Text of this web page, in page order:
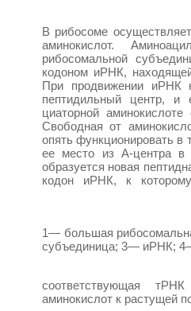
В рибосоме
аминокислот.
рибосомальной
кодоном иРНК,
При продвижении иРНК
пептидиль­ный центр, и
циаторной
Свободная от
опять функционировать в
ее место из А-центра в
образуется новая
кодон
иРНК, к которому
1— большая
субъедини­ца; 3— иРНК;
соответствующая
аминокислот к растущей